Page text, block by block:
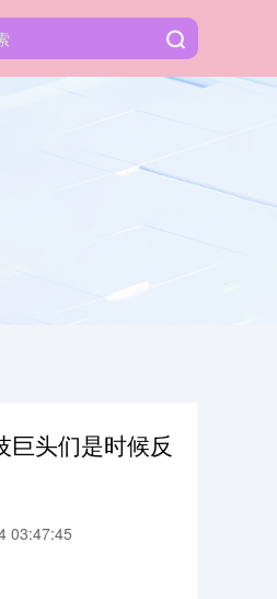
巨头们是时候反
03:47:45